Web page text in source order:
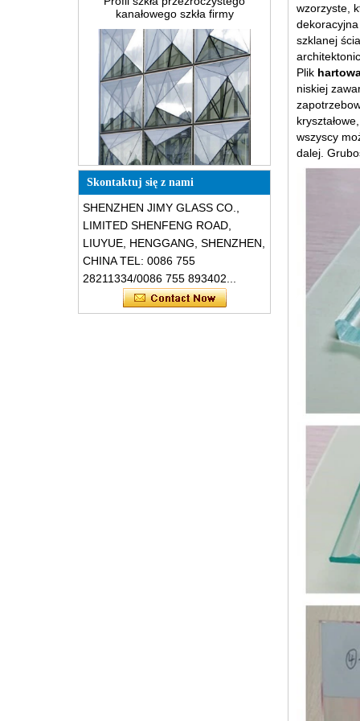
wielowarstwowego
Co jest okablowane?
Rozwiązania w zakresie
opakowań do szkła budowlanego
Specjalna konstrukcja trójkątne
strukturalne dźwiękoszczelne
odporne na rozbicie szklane
fasady
Skontaktuj się z nami
SHENZHEN JIMY GLASS CO.,
LIMITED SHENFENG ROAD,
LIUYUE, HENGGANG, SHENZHEN,
CHINA TEL: 0086 755
28211334/0086 755 893402...
wzorzyste,
szklanej
Plik
niskiej
wszyscy
dalej.